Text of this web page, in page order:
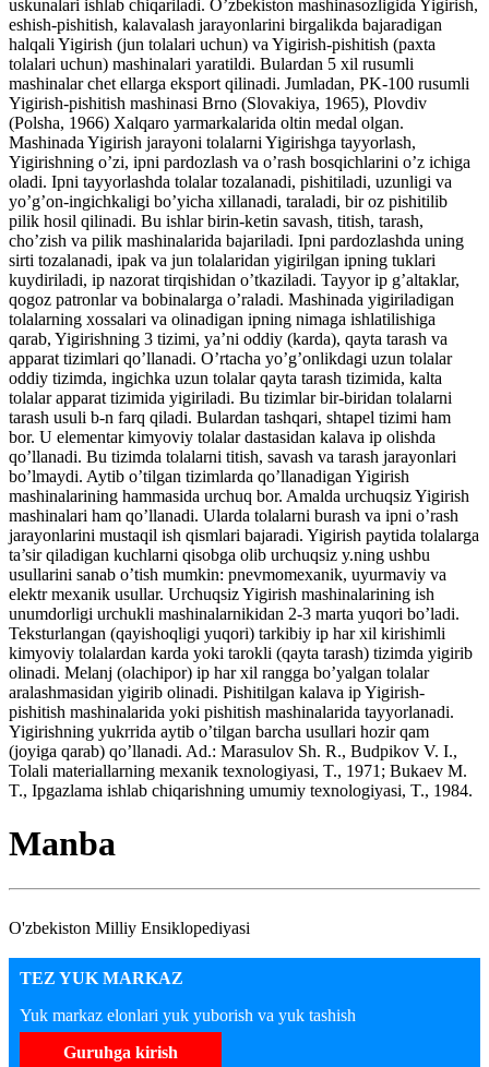
uskunalari ishlab chiqariladi. O’zbekiston mashinasozligida Yigirish,
eshish-pishitish, kalavalash jarayonlarini birgalikda bajaradigan
halqali Yigirish (jun tolalari uchun) va Yigirish-pishitish (paxta
tolalari uchun) mashinalari yaratildi. Bulardan 5 xil rusumli
mashinalar chet ellarga eksport qilinadi. Jumladan, PK-100 rusumli
Yigirish-pishitish mashinasi Brno (Slovakiya, 1965), Plovdiv
(Polsha, 1966) Xalqaro yarmarkalarida oltin medal olgan.
Mashinada Yigirish jarayoni tolalarni Yigirishga tayyorlash,
Yigirishning o’zi, ipni pardozlash va o’rash bosqichlarini o’z ichiga
oladi. Ipni tayyorlashda tolalar tozalanadi, pishitiladi, uzunligi va
yo’g’on-ingichkaligi bo’yicha xillanadi, taraladi, bir oz pishitilib
pilik hosil qilinadi. Bu ishlar birin-ketin savash, titish, tarash,
cho’zish va pilik mashinalarida bajariladi. Ipni pardozlashda uning
sirti tozalanadi, ipak va jun tolalaridan yigirilgan ipning tuklari
kuydiriladi, ip nazorat tirqishidan o’tkaziladi. Tayyor ip g’altaklar,
qogoz patronlar va bobinalarga o’raladi. Mashinada yigiriladigan
tolalarning xossalari va olinadigan ipning nimaga ishlatilishiga
qarab, Yigirishning 3 tizimi, ya’ni oddiy (karda), qayta tarash va
apparat tizimlari qo’llanadi. O’rtacha yo’g’onlikdagi uzun tolalar
oddiy tizimda, ingichka uzun tolalar qayta tarash tizimida, kalta
tolalar apparat tizimida yigiriladi. Bu tizimlar bir-biridan tolalarni
tarash usuli b-n farq qiladi. Bulardan tashqari, shtapel tizimi ham
bor. U elementar kimyoviy tolalar dastasidan kalava ip olishda
qo’llanadi. Bu tizimda tolalarni titish, savash va tarash jarayonlari
bo’lmaydi. Aytib o’tilgan tizimlarda qo’llanadigan Yigirish
mashinalarining hammasida urchuq bor. Amalda urchuqsiz Yigirish
mashinalari ham qo’llanadi. Ularda tolalarni burash va ipni o’rash
jarayonlarini mustaqil ish qismlari bajaradi. Yigirish paytida tolalarga
ta’sir qiladigan kuchlarni qisobga olib urchuqsiz y.ning ushbu
usullarini sanab o’tish mumkin: pnevmomexanik, uyurmaviy va
elektr mexanik usullar. Urchuqsiz Yigirish mashinalarining ish
unumdorligi urchukli mashinalarnikidan 2-3 marta yuqori bo’ladi.
Teksturlangan (qayishoqligi yuqori) tarkibiy ip har xil kirishimli
kimyoviy tolalardan karda yoki tarokli (qayta tarash) tizimda yigirib
olinadi. Melanj (olachipor) ip har xil rangga bo’yalgan tolalar
aralashmasidan yigirib olinadi. Pishitilgan kalava ip Yigirish-
pishitish mashinalarida yoki pishitish mashinalarida tayyorlanadi.
Yigirishning yukrrida aytib o’tilgan barcha usullari hozir qam
(joyiga qarab) qo’llanadi. Ad.: Marasulov Sh. R., Budpikov V. I.,
Tolali materiallarning mexanik texnologiyasi, T., 1971; Bukaev M.
T., Ipgazlama ishlab chiqarishning umumiy texnologiyasi, T., 1984.
Manba
O'zbekiston Milliy Ensiklopediyasi
TEZ YUK MARKAZ
Yuk markaz elonlari yuk yuborish va yuk tashish
Guruhga kirish